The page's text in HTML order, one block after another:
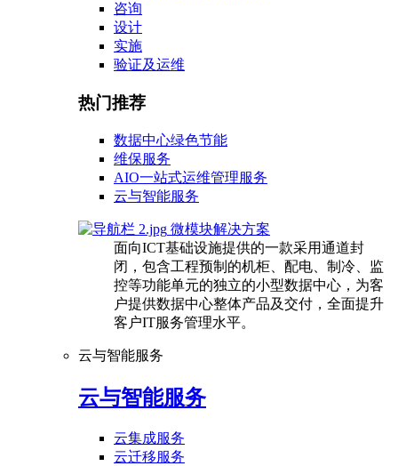
咨询
设计
实施
验证及运维
热门推荐
数据中心绿色节能
维保服务
AIO一站式运维管理服务
云与智能服务
微模块解决方案
面向ICT基础设施提供的一款采用通道封
闭，包含工程预制的机柜、配电、制冷、监
控等功能单元的独立的小型数据中心，为客
户提供数据中心整体产品及交付，全面提升
客户IT服务管理水平。
云与智能服务
云与智能服务
云集成服务
云迁移服务